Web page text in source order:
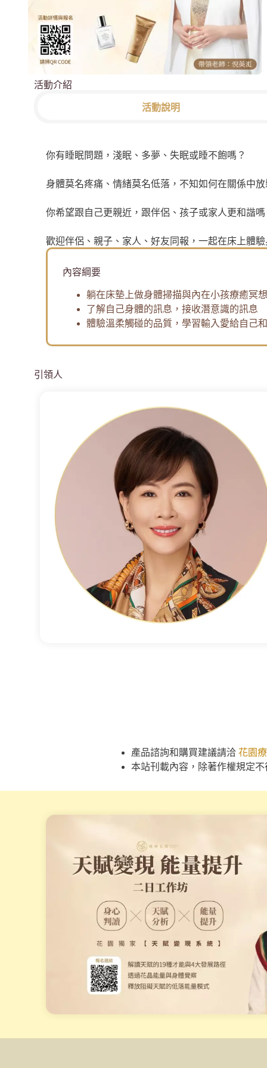
活動介紹
活動說明
你有睡眠問題，淺眠、多夢、失眠或睡不飽嗎？
身體莫名疼痛、情緒莫名低落，不知如何在關係中
你希望跟自己更親近，跟伴侶、孩子或家人更和諧嗎
歡迎伴侶、親子、家人、好友同報，一起在床上體
內容綱要
躺在床墊上做身體掃描與內在小孩療癒冥想
了解自己身體的訊息，接收潛意識的訊息
體驗溫柔觸碰的品質，學習輸入愛給自己
引領人
產品諮詢和購買建議請洽 花園
本站刊載內容，除著作權規定